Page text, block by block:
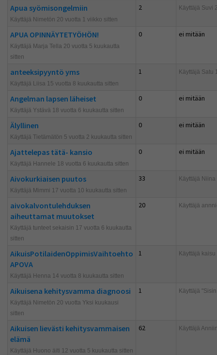
Apua syömisongelmiin
Käyttäjä Nimetön 20 vuotta 1 viikko sitten
2 Käyttäjä Suvi
APUA OPINNÄYTETYÖHÖN!
Käyttäjä Marja Tella 20 vuotta 5 kuukautta
sitten
0 ei mitään
anteeksipyyntö yms
Käyttäjä Liisa 15 vuotta 8 kuukautta sitten
1 Käyttäjä Satu
Angelman lapsen läheiset
Käyttäjä Ystävä 18 vuotta 6 kuukautta sitten
0 ei mitään
Älyllinen
Käyttäjä Tietämätön 5 vuotta 2 kuukautta sitten
0 ei mitään
Ajattelepas tätä- kansio
Käyttäjä Hannele 18 vuotta 6 kuukautta sitten
0 ei mitään
Aivokurkiaisen puutos
Käyttäjä Mimmi 17 vuotta 10 kuukautta sitten
33 Käyttäjä
aivokalvontulehduksen
aiheuttamat muutokset
Käyttäjä tunteet sekaisin 17 vuotta 6 kuukautta
sitten
20 Käyttäjä
AikuisPotilaidenOppimisVaihtoehto
APOVA
Käyttäjä Henna 14 vuotta 8 kuukautta sitten
1 Käyttäjä kaisu
Aikuisena kehitysvamma diagnoosi
Käyttäjä Nimetön 20 vuotta Yksi kuukausi
sitten
1 Käyttäjä
Aikuisen lievästi kehitysvammaisen
elämä
Käyttäjä Huono äiti 12 vuotta 5 kuukautta sitten
62 Käyttäjä